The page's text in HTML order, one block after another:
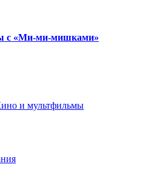
с «Ми-ми-мишками»
и мультфильмы